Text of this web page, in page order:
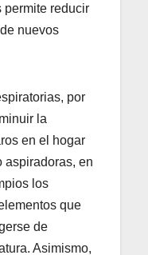
permite reducir
nuevos
por
la
en el hogar
aspiradoras, en
los
que
de
Asimismo,